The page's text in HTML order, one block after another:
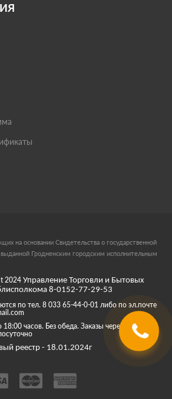
на основании Свидетельства о государственной
Гродненским городским исполнительным
2024 Управление Торговли и Бытовых
8-0152-77-29-53
по тел. 8 033 65-44-0-01 либо по эл.почте
часов. Без обеда. Заказы через корзину
реестр - 18.01.2024г